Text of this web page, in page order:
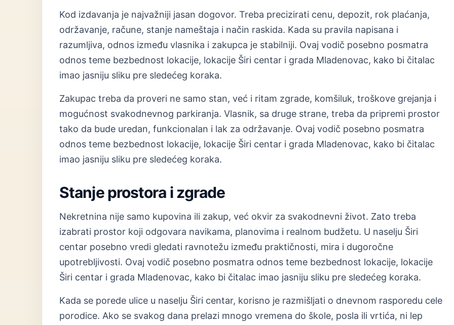
Kod izdavanja je najvažniji jasan dogovor. Treba precizirati cenu, depozit, rok plaćanja,
održavanje, račune, stanje nameštaja i način raskida. Kada su pravila napisana i
razumljiva, odnos između vlasnika i zakupca je stabilniji. Ovaj vodič posebno posmatra
odnos teme bezbednost lokacije, lokacije Širi centar i grada Mladenovac, kako bi čitalac
imao jasniju sliku pre sledećeg koraka.
Zakupac treba da proveri ne samo stan, već i ritam zgrade, komšiluk, troškove grejanja i
mogućnost svakodnevnog parkiranja. Vlasnik, sa druge strane, treba da pripremi prostor
tako da bude uredan, funkcionalan i lak za održavanje. Ovaj vodič posebno posmatra
odnos teme bezbednost lokacije, lokacije Širi centar i grada Mladenovac, kako bi čitalac
imao jasniju sliku pre sledećeg koraka.
Stanje prostora i zgrade
Nekretnina nije samo kupovina ili zakup, već okvir za svakodnevni život. Zato treba
izabrati prostor koji odgovara navikama, planovima i realnom budžetu. U naselju Širi
centar posebno vredi gledati ravnotežu između praktičnosti, mira i dugoročne
upotrebljivosti. Ovaj vodič posebno posmatra odnos teme bezbednost lokacije, lokacije
Širi centar i grada Mladenovac, kako bi čitalac imao jasniju sliku pre sledećeg koraka.
Kada se porede ulice u naselju Širi centar, korisno je razmišljati o dnevnom rasporedu cele
porodice. Ako se svakog dana prelazi mnogo vremena do škole, posla ili vrtića, ni lep